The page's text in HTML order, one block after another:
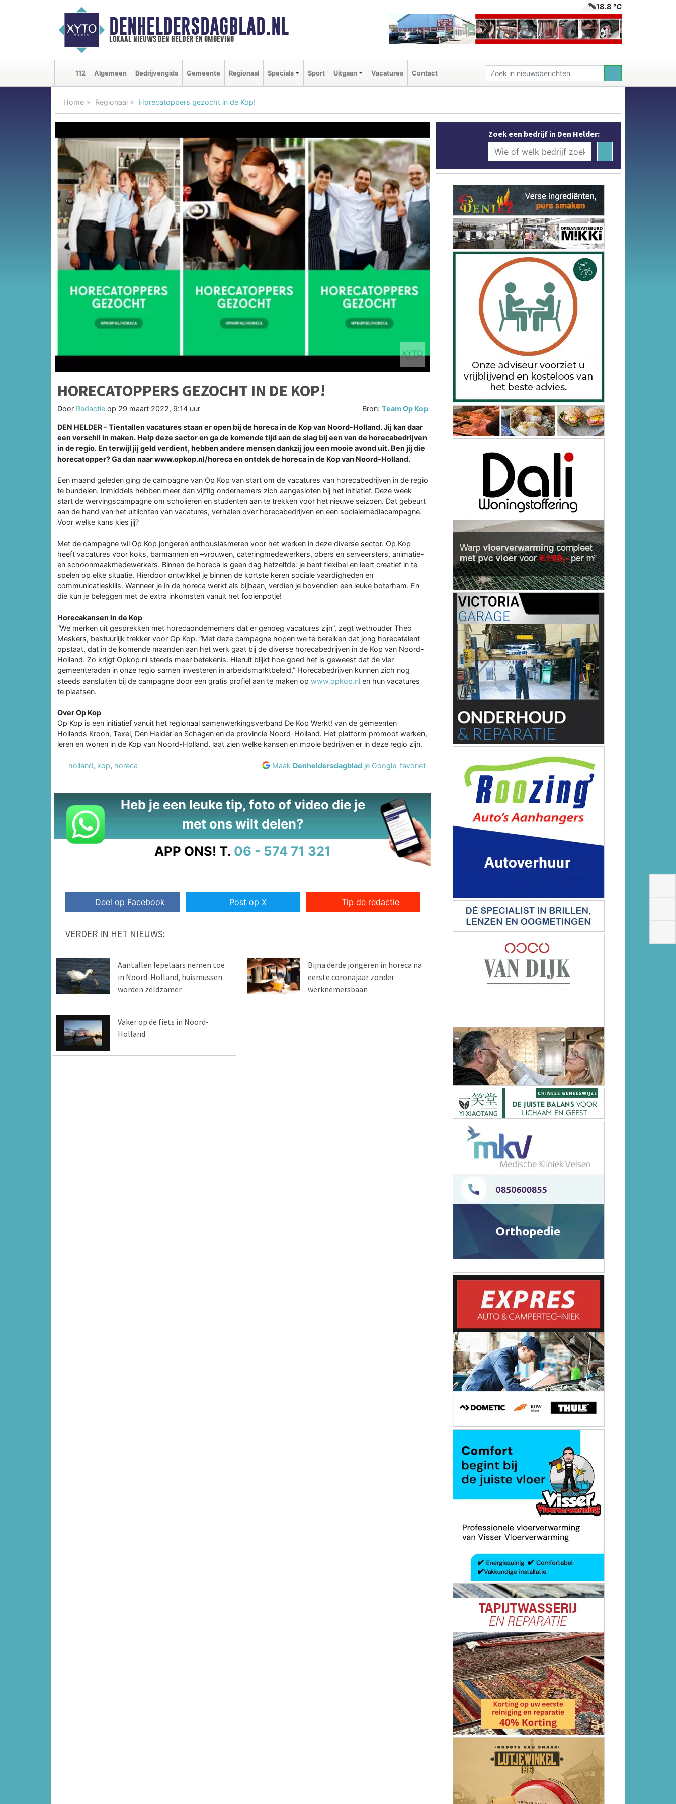
DENHELDERSDAGBLAD.NL
lokaal nieuws den helder en omgeving
18.8 ℃
112 Algemeen Bedrijvengids Gemeente Regionaal Specials Sport Uitgaan Vacatures Contact
Home Regionaal Horecatoppers gezocht in de Kop!
HORECATOPPERS GEZOCHT IN DE KOP!
Door Redactie op 29 maart 2022, 9:14 uur Bron:Team Op Kop
DEN HELDER - Tientallen vacatures staan er open bij de horeca in de Kop van Noord-Holland. Jij kan daar
een verschil in maken. Help deze sector en ga de komende tijd aan de slag bij een van de horecabedrijven
in de regio. En terwijl jij geld verdient, hebben andere mensen dankzij jou een mooie avond uit. Ben jij die
horecatopper? Ga dan naar www.opkop.nl/horeca en ontdek de horeca in de Kop van Noord-Holland.
Een maand geleden ging de campagne van Op Kop van start om de vacatures van horecabedrijven in de regio
te bundelen. Inmiddels hebben meer dan vijftig ondernemers zich aangesloten bij het initiatief. Deze week
start de wervingscampagne om scholieren en studenten aan te trekken voor het nieuwe seizoen. Dat gebeurt
aan de hand van het uitlichten van vacatures, verhalen over horecabedrijven en een socialemediacampagne.
Voor welke kans kies jij?
Met de campagne wil Op Kop jongeren enthousiasmeren voor het werken in deze diverse sector. Op Kop
heeft vacatures voor koks, barmannen en –vrouwen, cateringmedewerkers, obers en serveersters, animatie-
en schoonmaakmedewerkers. Binnen de horeca is geen dag hetzelfde: je bent flexibel en leert creatief in te
spelen op elke situatie. Hierdoor ontwikkel je binnen de kortste keren sociale vaardigheden en
communicatieskills. Wanneer je in de horeca werkt als bijbaan, verdien je bovendien een leuke boterham. En
die kun je beleggen met de extra inkomsten vanuit het fooienpotje!
Horecakansen in de Kop
“We merken uit gesprekken met horecaondernemers dat er genoeg vacatures zijn”, zegt wethouder Theo
Meskers, bestuurlijk trekker voor Op Kop. “Met deze campagne hopen we te bereiken dat jong horecatalent
opstaat, dat in de komende maanden aan het werk gaat bij de diverse horecabedrijven in de Kop van Noord-
Holland. Zo krijgt Opkop.nl steeds meer betekenis. Hieruit blijkt hoe goed het is geweest dat de vier
gemeenteraden in onze regio samen investeren in arbeidsmarktbeleid.” Horecabedrijven kunnen zich nog
steeds aansluiten bij de campagne door een gratis profiel aan te maken op www.opkop.nl en hun vacatures
te plaatsen.
Over Op Kop
Op Kop is een initiatief vanuit het regionaal samenwerkingsverband De Kop Werkt! van de gemeenten
Hollands Kroon, Texel, Den Helder en Schagen en de provincie Noord-Holland. Het platform promoot werken,
leren en wonen in de Kop van Noord-Holland, laat zien welke kansen en mooie bedrijven er in deze regio zijn.
holland, kop, horeca Maak Denheldersdagblad je Google-favoriet
Heb je een leuke tip, foto of video die je
met ons wilt delen?
APP ONS! T. 06 - 574 71 321
Deel op Facebook Post op X Tip de redactie
VERDER IN HET NIEUWS:
Aantallen lepelaars nemen toe
in Noord-Holland, huismussen
worden zeldzamer
Bijna derde jongeren in horeca na
eerste coronajaar zonder
werknemersbaan
Vaker op de fiets in Noord-
Holland
Zoek een bedrijf in Den Helder: